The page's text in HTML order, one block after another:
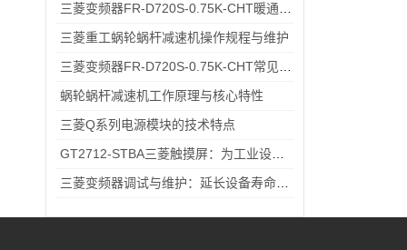
三菱重工蜗轮蜗杆减速机操作规程与维护
蜗轮蜗杆减速机工作原理与核心特性
三菱Q系列电源模块的技术特点